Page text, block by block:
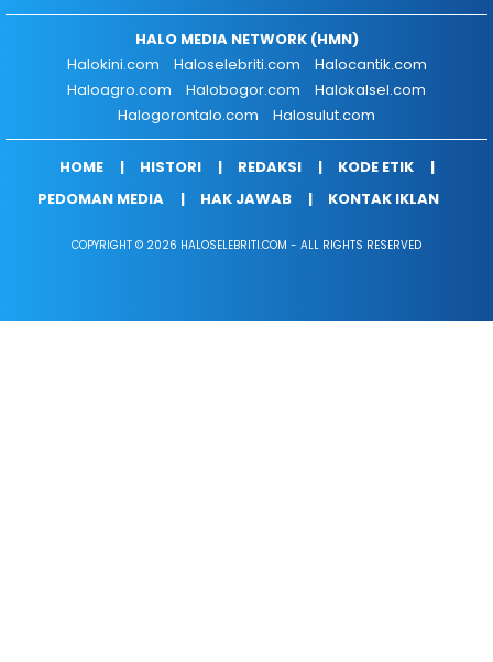
HALO MEDIA NETWORK (HMN)
Halokini.com
Haloselebriti.com
Halocantik.com
Haloagro.com
Halobogor.com
Halokalsel.com
Halogorontalo.com
Halosulut.com
HOME HISTORI REDAKSI
KODE ETIK
PEDOMAN MEDIA
HAK JAWAB KONTAK IKLAN
COPYRIGHT © 2026 HALOSELEBRITI.COM - ALL RIGHTS RESERVED